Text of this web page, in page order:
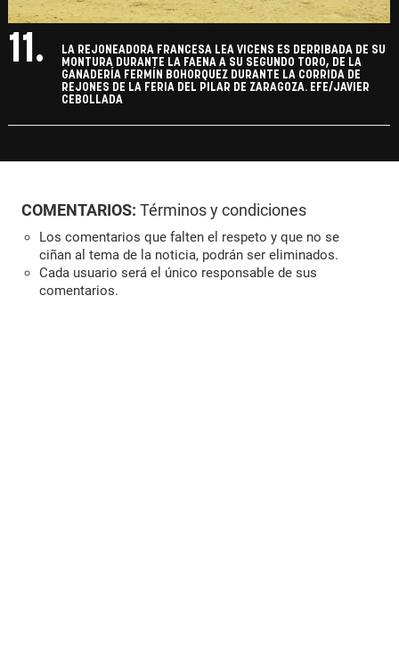
11.
LA REJONEADORA FRANCESA LEA VICENS ES DERRIBADA DE SU
MONTURA DURANTE LA FAENA A SU SEGUNDO TORO, DE LA
GANADERÍA FERMÍN BOHORQUEZ DURANTE LA CORRIDA DE
REJONES DE LA FERIA DEL PILAR DE ZARAGOZA. EFE/JAVIER
CEBOLLADA
COMENTARIOS: Términos y condiciones
Los comentarios que falten el respeto y que no se
ciñan al tema de la noticia, podrán ser eliminados.
Cada usuario será el único responsable de sus
comentarios.